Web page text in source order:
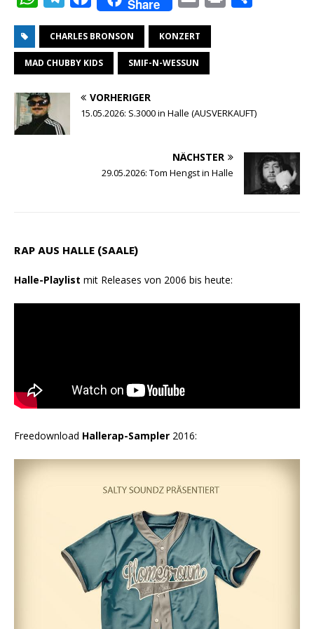
t
A
p
l
e
c
e
o
Share
a
CHARLES BRONSON KONZERT
MAD CHUBBY KIDS SMIF-N-WESSUN
VORHERIGER
15.05.2026: S.3000 in Halle (AUSVERKAUFT)
NÄCHSTER
29.05.2026: Tom Hengst in Halle
RAP AUS HALLE (SAALE)
Halle-Playlist mit Releases von 2006 bis heute:
Freedownload Hallerap-Sampler 2016: